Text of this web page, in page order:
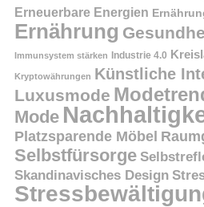
Erneuerbare Energien
Ernährung
Immunsystem stärken Industrie 4.0
Kryptowährungen Künstliche
Luxusmode
Mode
Platzsparende Möbel
Selbstfürsorge
Skandinavisches Design